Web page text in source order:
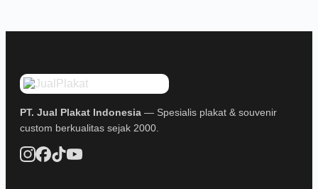
PT. Jual Plakat Indonesia — Spesialis plakat & souvenir
custom berkualitas sejak 2000.